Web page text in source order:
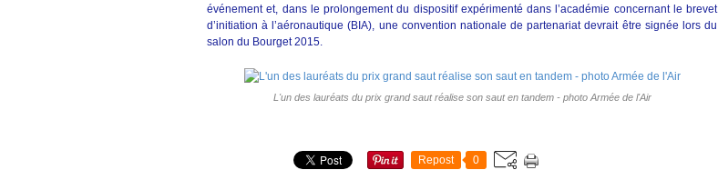
événement et, dans le prolongement du dispositif expérimenté dans l’académie concernant le brevet
d’initiation à l’aéronautique (BIA), une convention nationale de partenariat devrait être signée lors du
salon du Bourget 2015.
L'un des lauréats du prix grand saut réalise son saut en tandem - photo Armée de l'Air
Repost 0